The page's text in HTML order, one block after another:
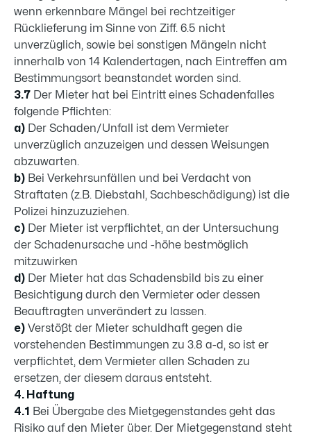
wenn erkennbare Mängel bei rechtzeitiger
Rücklieferung im Sinne von Ziff. 6.5 nicht
unverzüglich, sowie bei sonstigen Mängeln nicht
innerhalb von 14 Kalendertagen, nach Eintreffen am
Bestimmungsort beanstandet worden sind.
3.7 Der Mieter hat bei Eintritt eines Schadenfalles
folgende Pflichten:
a) Der Schaden/Unfall ist dem Vermieter
unverzüglich anzuzeigen und dessen Weisungen
abzuwarten.
b) Bei Verkehrsunfällen und bei Verdacht von
Straftaten (z.B. Diebstahl, Sachbeschädigung) ist die
Polizei hinzuzuziehen.
c) Der Mieter ist verpflichtet, an der Untersuchung
der Schadenursache und -höhe bestmöglich
mitzuwirken
d) Der Mieter hat das Schadensbild bis zu einer
Besichtigung durch den Vermieter oder dessen
Beauftragten unverändert zu lassen.
e) Verstößt der Mieter schuldhaft gegen die
vorstehenden Bestimmungen zu 3.8 a-d, so ist er
verpflichtet, dem Vermieter allen Schaden zu
ersetzen, der diesem daraus entsteht.
4. Haftung
4.1
Bei Übergabe des Mietgegenstandes geht das
Risiko auf den Mieter über. Der Mietgegenstand steht